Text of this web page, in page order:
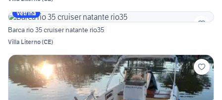
Vetrina
Barca rio 35 cruiser natante rio35
Villa Literno(CE)